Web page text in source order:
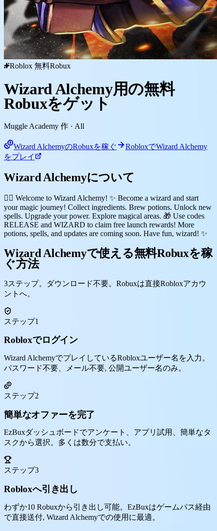
Roblox 無料Robux
Wizard Alchemy用の無料
Robuxをゲット
Muggle Academy 作 · All
Wizard AlchemyのRobuxを稼ぐ
RobloxでWizard Alchemy
をプレイ
Wizard Alchemyについて
🧙‍♂️ Welcome to Wizard Alchemy! ✨ Become a wizard and start
your magic journey! Collect ingredients. Brew potions. Unlock new
spells. Upgrade your power. Explore magical areas. 🎁 Use codes
RELEASE and WIZARD to claim free launch rewards! More
potions, spells, and updates are coming soon. Have fun, wizard! ✨
Wizard Alchemyで使える無料Robuxを稼
ぐ方法
3ステップ。ダウンロード不要。Robuxは直接Robloxアカウ
ントへ。
ステップ1
Robloxでログイン
Wizard AlchemyでプレイしているRobloxユーザー名を入力。
パスワード不要、メール不要, 公開ユーザー名のみ。
ステップ2
簡単なオファーを完了
EzBuxダッシュボードでアンケート、アプリ試用、簡単なタ
スクから選択。多くは数分で支払い。
ステップ3
Robloxへ引き出し
わずか10 Robuxから引き出し可能。EzBuxはゲームパス経由
で直接送付, Wizard Alchemyでの使用に最適。